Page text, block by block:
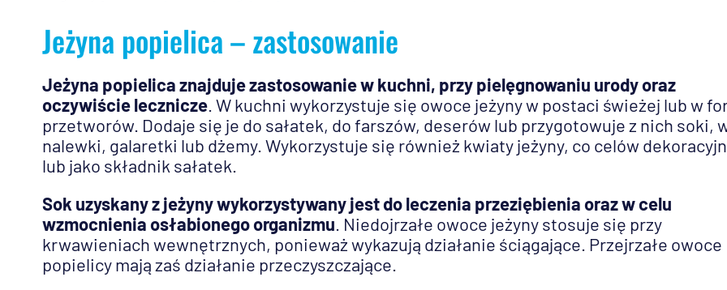
Jeżyna popielica – zastosowanie
Jeżyna popielica znajduje zastosowanie w kuchni, przy pielęgnowaniu urody oraz
oczywiście lecznicze . W kuchni wykorzystuje się owoce jeżyny w postaci świeżej lub w
przetworów. Dodaje się je do sałatek, do farszów, deserów lub przygotowuje z nich soki,
nalewki, galaretki lub dżemy. Wykorzystuje się również kwiaty jeżyny, co celów
lub jako składnik sałatek.
Sok uzyskany z jeżyny wykorzystywany jest do leczenia przeziębienia oraz w celu
wzmocnienia osłabionego organizmu . Niedojrzałe owoce jeżyny stosuje się przy
krwawieniach wewnętrznych, ponieważ wykazują działanie ściągające. Przejrzałe owoce
popielicy mają zaś działanie przeczyszczające.